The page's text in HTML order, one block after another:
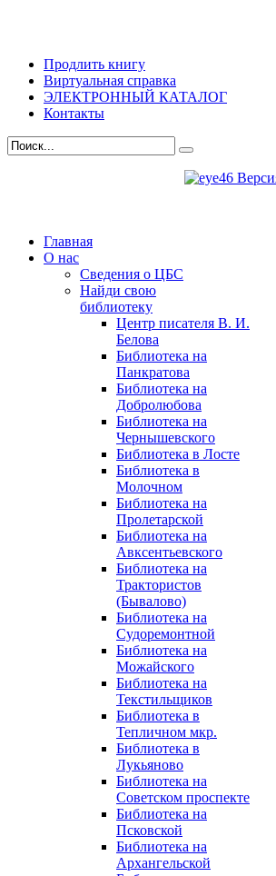
Продлить книгу
Виртуальная справка
ЭЛЕКТРОННЫЙ КАТАЛОГ
Контакты
Главная
О нас
Сведения о ЦБС
Найди свою
библиотеку
Центр писателя В. И.
Белова
Библиотека на
Панкратова
Библиотека на
Добролюбова
Библиотека на
Чернышевского
Библиотека в Лосте
Библиотека в
Молочном
Библиотека на
Пролетарской
Библиотека на
Авксентьевского
Библиотека на
Трактористов
(Бывалово)
Библиотека на
Судоремонтной
Библиотека на
Можайского
Библиотека на
Текстильщиков
Библиотека в
Тепличном мкр.
Библиотека в
Лукьяново
Библиотека на
Советском проспекте
Библиотека на
Псковской
Библиотека на
Архангельской